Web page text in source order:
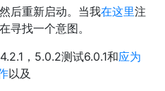
后重新启动。当我在这里注
寻找一个意图。
，5.0.2测试6.0.1和应为
以及